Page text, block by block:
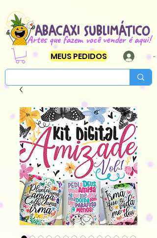
ABACAXI SUBLIMÁTICO
Artes que fazem você vender é aqui!
MEUS PEDIDOS -